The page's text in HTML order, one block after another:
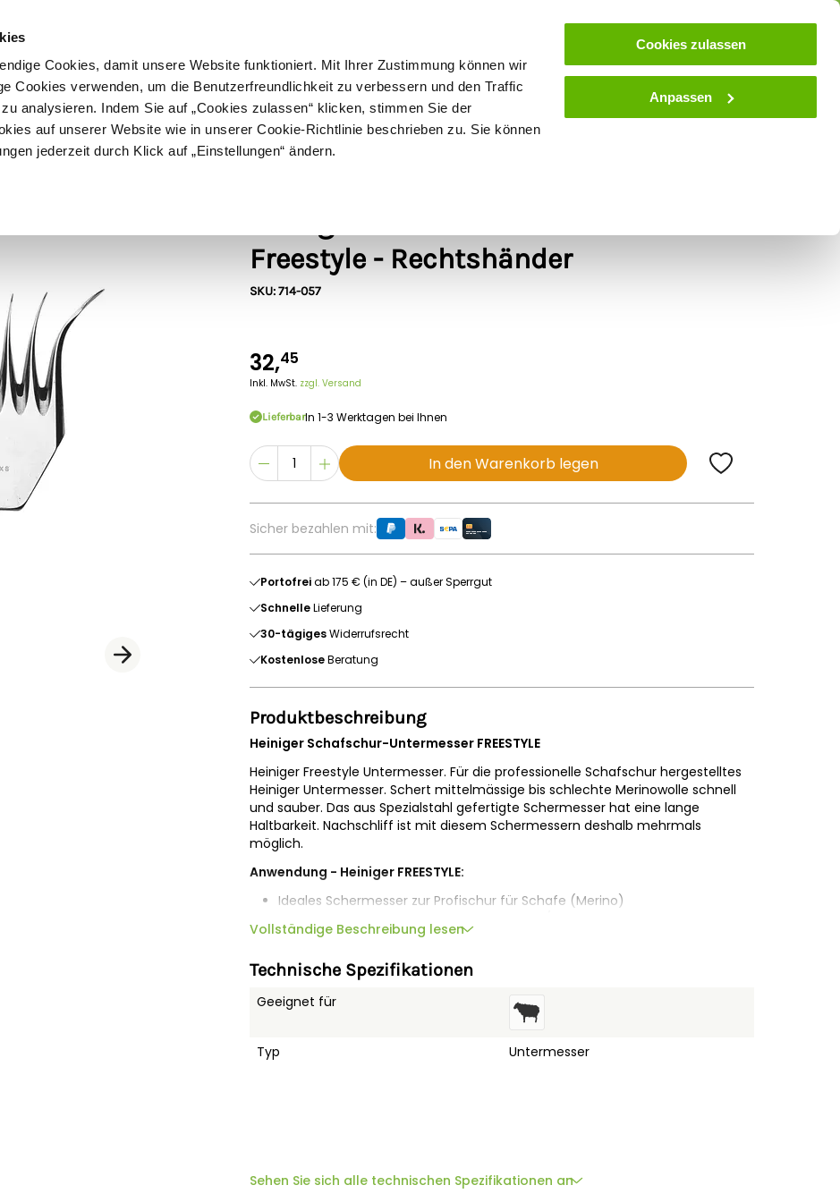
Cookies, damit unsere Website funktioniert. Mit Ihrer Zustimmung können wir
Cookies verwenden, um die Benutzerfreundlichkeit zu verbessern und den Traffic
analysieren. Indem Sie auf „Cookies zulassen“ klicken, stimmen Sie der
auf unserer Website wie in unserer Cookie-Richtlinie beschrieben zu. Sie können
jederzeit durch Klick auf „Einstellungen“ ändern.
Cookies zulassen
Anpassen
Schermaschinen Futter- & Tränkesysteme Haus, Hof & Stall Spielwaren Zaunlexikon SALE
Freestyle - Rechtshänder
SKU: 714-057
32,45
Inkl. MwSt. zzgl. Versand
LieferbarIn 1-3 Werktagen bei Ihnen
In den Warenkorb legen
Sicher bezahlen mit:
Portofreiab 175 € (in DE) – außer Sperrgut
SchnelleLieferung
30-tägigesWiderrufsrecht
KostenloseBeratung
Produktbeschreibung
Heiniger Schafschur-Untermesser FREESTYLE
Heiniger Freestyle Untermesser. Für die professionelle Schafschur hergestelltes
Heiniger Untermesser. Schert mittelmässige bis schlechte Merinowolle schnell
und sauber. Das aus Spezialstahl gefertigte Schermesser hat eine lange
Haltbarkeit. Nachschliff ist mit diesem Schermessern deshalb mehrmals
möglich.
Anwendung - Heiniger FREESTYLE:
Ideales Schermesser zur Profischur für Schafe (Merino)
Präzisionsschermesser: 96 mm breit / Langer Spitzenradius
Ermöglicht wiederholten Nachschliff, aus hochfestem Spezialstahl
Rechtshänder
Vollständige Beschreibung lesen
Technische Spezifikationen
Geeignet für
Typ Untermesser
Sehen Sie sich alle technischen Spezifikationen an